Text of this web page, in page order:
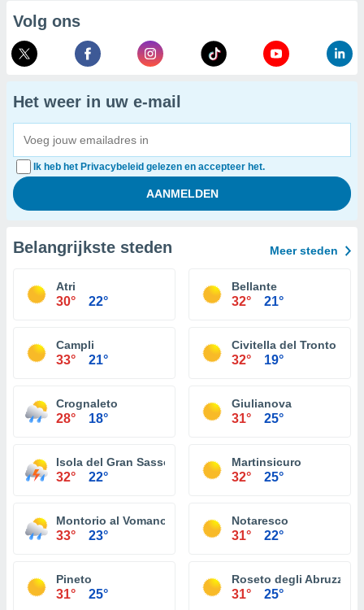
Volg ons
Het weer in uw e-mail
Ik heb het Privacybeleid gelezen en accepteer het.
Belangrijkste steden Meer steden
Atri
30° 22°
Bellante
32° 21°
Campli
33° 21°
Civitella del Tronto
32° 19°
Crognaleto
28° 18°
Giulianova
31° 25°
Isola del Gran Sasso d'Italia
32° 22°
Martinsicuro
32° 25°
Montorio al Vomano
33° 23°
Notaresco
31° 22°
Pineto
31° 25°
Roseto degli Abruzzi
31° 25°